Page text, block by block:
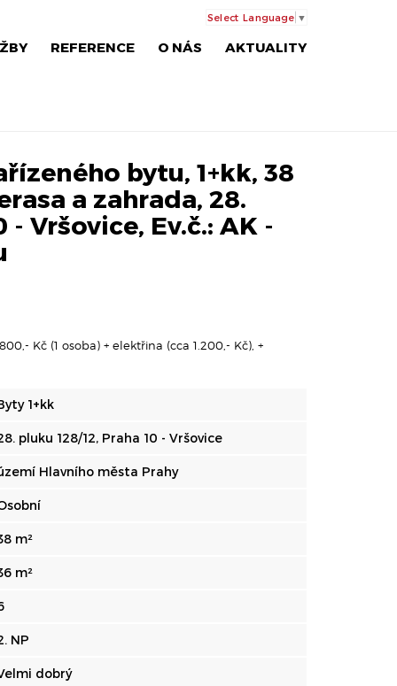
REFERENCE O NÁS AKTUALITY
Select Language ▼
bytu, 1+kk, 38
a zahrada, 28.
- Vršovice, Ev.č.: AK -
Kč (1 osoba) + elektřina (cca 1.200,- Kč), +
1+kk
pluku 128/12, Praha 10 - Vršovice
Hlavního města Prahy
m²
m²
NP
dobrý